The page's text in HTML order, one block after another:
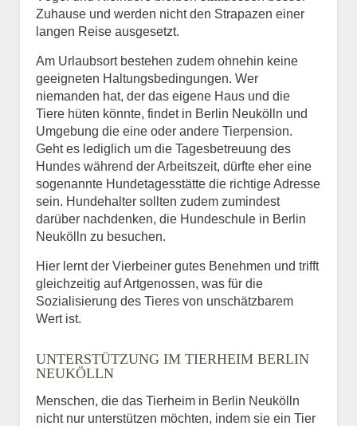
Zuhause und werden nicht den Strapazen einer
langen Reise ausgesetzt.
Am Urlaubsort bestehen zudem ohnehin keine
geeigneten Haltungsbedingungen. Wer
niemanden hat, der das eigene Haus und die
Tiere hüten könnte, findet in Berlin Neukölln und
Umgebung die eine oder andere Tierpension.
Geht es lediglich um die Tagesbetreuung des
Hundes während der Arbeitszeit, dürfte eher eine
sogenannte Hundetagesstätte die richtige Adresse
sein. Hundehalter sollten zudem zumindest
darüber nachdenken, die Hundeschule in Berlin
Neukölln zu besuchen.
Hier lernt der Vierbeiner gutes Benehmen und trifft
gleichzeitig auf Artgenossen, was für die
Sozialisierung des Tieres von unschätzbarem
Wert ist.
UNTERSTÜTZUNG IM TIERHEIM BERLIN
NEUKÖLLN
Menschen, die das Tierheim in Berlin Neukölln
nicht nur unterstützen möchten, indem sie ein Tier